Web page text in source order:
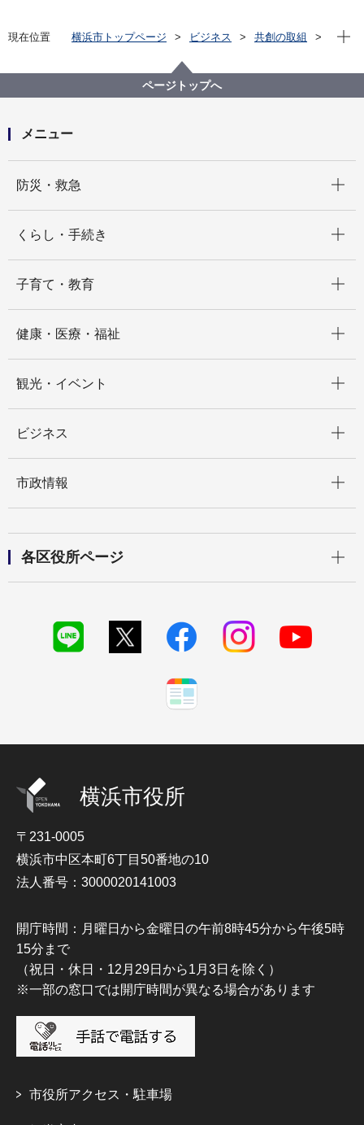
現在位置 横浜市トップページ ビジネス
共創の取組
スポーツセンターへのネーミングライツ導入検討に伴
現在
ページトップへ
メニュー
防災・救急
くらし・手続き
子育て・教育
健康・医療・福祉
観光・イベント
ビジネス
市政情報
各区役所ページ
横浜市役所
〒231-0005
横浜市中区本町6丁目50番地の10
法人番号：3000020141003
開庁時間：月曜日から金曜日の午前8時45分から午後5時
15分まで
（祝日・休日・12月29日から1月3日を除く）
※一部の窓口では開庁時間が異なる場合があります
市役所アクセス・駐車場